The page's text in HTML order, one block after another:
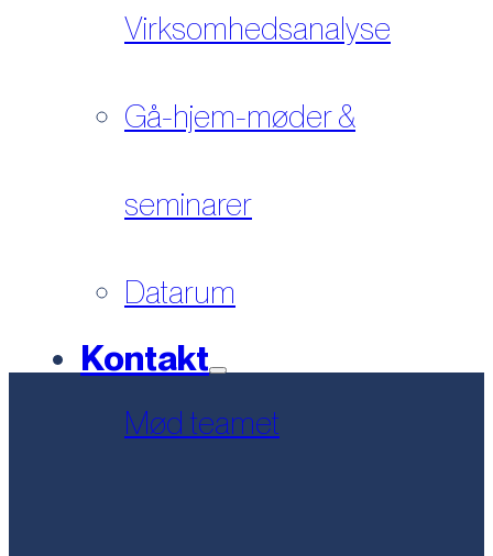
Virksomhedsanalyse
Gå-hjem-møder &
seminarer
Datarum
Kontakt
Mød teamet